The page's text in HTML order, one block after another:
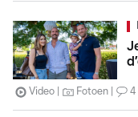
Video Fotoen 4